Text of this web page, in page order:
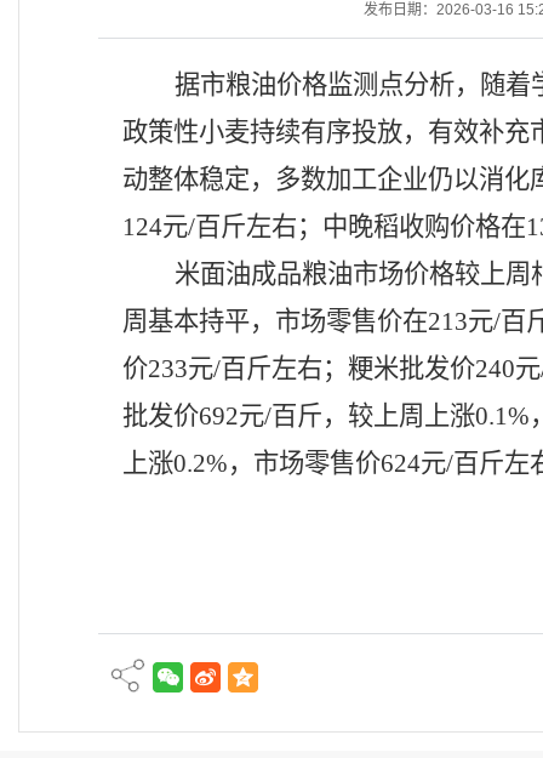
发布日期：2026-03-16
据市粮油价格监测点分析，随
政策性小麦持续有序投放，有效补
动整体稳定，多数加工企业仍以消
124元/百斤左右；中晚稻收购价格在
米面油成品粮油市场价格较上
周基本持平，市场零售价在213元/百
价233元/百斤左右；粳米批发价240
批发价692元/百斤，较上周上涨
上涨0.2%，市场零售价624元/百斤左